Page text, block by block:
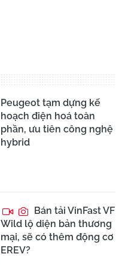
Peugeot tạm dựng kế
hoạch điện hoá toàn
phần, ưu tiên công nghệ
hybrid
Bán tải VinFast VF
Wild lộ diện bản thương
mại, sẽ có thêm động cơ
EREV?